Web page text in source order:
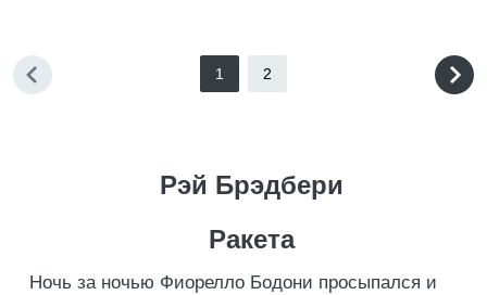
1 2
Рэй Брэдбери
Ракета
Ночь за ночью Фиорелло Бодони просыпался и